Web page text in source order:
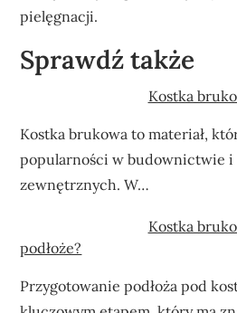
pielęgnacji.
Sprawdź także
Kostka
Kostka brukowa to materiał,
popularności w budownictwie i
zewnętrznych. W…
Kostka
podłoże?
Przygotowanie podłoża pod